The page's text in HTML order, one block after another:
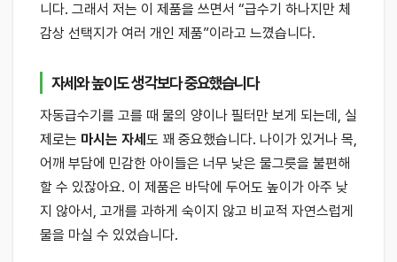
니다. 그래서 저는 이 제품을 쓰면서 “급수기 하나지만 체
감상 선택지가 여러 개인 제품”이라고 느꼈습니다.
자세와 높이도 생각보다 중요했습니다
자동급수기를 고를 때 물의 양이나 필터만 보게 되는데, 실
제로는 마시는 자세 도 꽤 중요했습니다. 나이가 있거나 목,
어깨 부담에 민감한 아이들은 너무 낮은 물그릇을 불편해
할 수 있잖아요. 이 제품은 바닥에 두어도 높이가 아주 낮
지 않아서, 고개를 과하게 숙이지 않고 비교적 자연스럽게
물을 마실 수 있었습니다.